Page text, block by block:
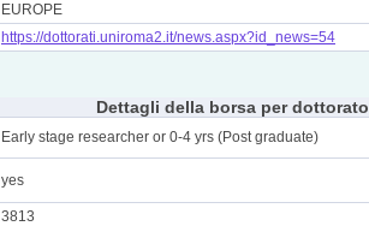
EUROPE
https://dottorati.uniroma2.it/news.aspx?id_news=54
Dettagli della borsa per dottorato
Early stage researcher or 0-4 yrs (Post graduate)
yes
3813